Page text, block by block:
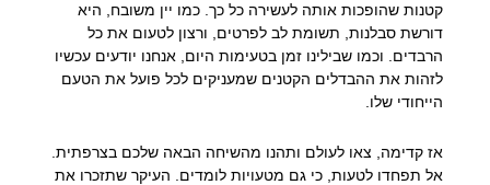
קטנות שהופכות אותה לעשירה כל כך. כמו יין משובח, היא
דורשת סבלנות, תשומת לב לפרטים, ורצון לטעום את כל
הרבדים. וכמו שבילינו זמן בטעימות היום, אנחנו יודעים עכשיו
לזהות את ההבדלים הקטנים שמעניקים לכל פועל את הטעם
הייחודי שלו.
אז קדימה, צאו לעולם ותהנו מהשיחה הבאה שלכם בצרפתית.
אל תפחדו לטעות, כי גם מטעויות לומדים. העיקר שתזכרו את